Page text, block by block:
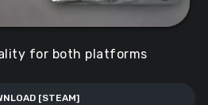
for both platforms
[STEAM]